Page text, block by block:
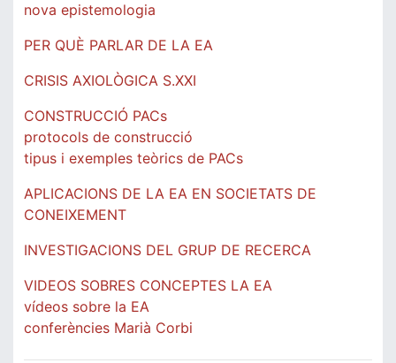
nova epistemologia
PER QUÈ PARLAR DE LA EA
CRISIS AXIOLÒGICA S.XXI
CONSTRUCCIÓ PACs
protocols de construcció
tipus i exemples teòrics de PACs
APLICACIONS DE LA EA EN SOCIETATS DE
CONEIXEMENT
INVESTIGACIONS DEL GRUP DE RECERCA
VIDEOS SOBRES CONCEPTES LA EA
vídeos sobre la EA
conferències Marià Corbi